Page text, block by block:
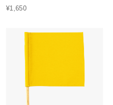
¥1,650